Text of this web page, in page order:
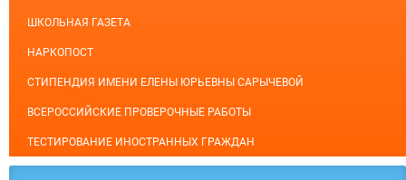
ШКОЛЬНАЯ ГАЗЕТА
НАРКОПОСТ
СТИПЕНДИЯ ИМЕНИ ЕЛЕНЫ ЮРЬЕВНЫ САРЫЧЕВОЙ
ВСЕРОССИЙСКИЕ ПРОВЕРОЧНЫЕ РАБОТЫ
ТЕСТИРОВАНИЕ ИНОСТРАННЫХ ГРАЖДАН